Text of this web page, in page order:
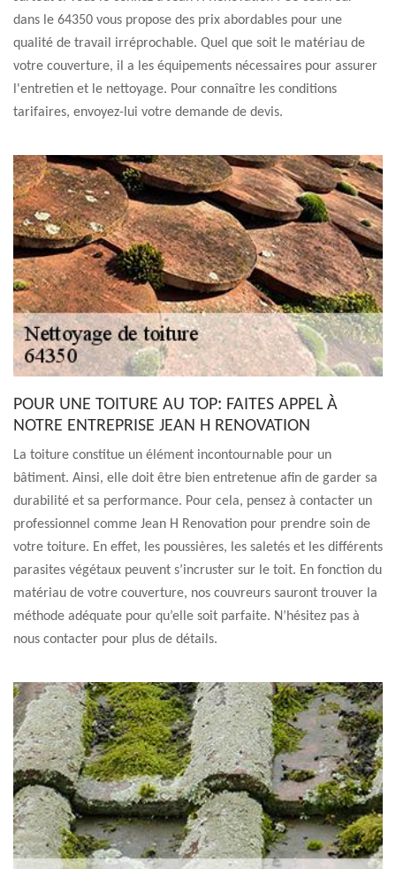
dans le 64350 vous propose des prix abordables pour une
qualité de travail irréprochable. Quel que soit le matériau de
votre couverture, il a les équipements nécessaires pour assurer
l'entretien et le nettoyage. Pour connaître les conditions
tarifaires, envoyez-lui votre demande de devis.
POUR UNE TOITURE AU TOP: FAITES APPEL À
NOTRE ENTREPRISE JEAN H RENOVATION
La toiture constitue un élément incontournable pour un
bâtiment. Ainsi, elle doit être bien entretenue afin de garder sa
durabilité et sa performance. Pour cela, pensez à contacter un
professionnel comme Jean H Renovation pour prendre soin de
votre toiture. En effet, les poussières, les saletés et les différents
parasites végétaux peuvent s’incruster sur le toit. En fonction du
matériau de votre couverture, nos couvreurs sauront trouver la
méthode adéquate pour qu’elle soit parfaite. N’hésitez pas à
nous contacter pour plus de détails.